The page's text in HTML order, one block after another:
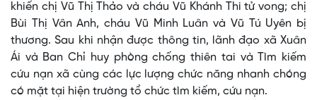
khiến chị Vũ Thị Thảo và cháu Vũ Khánh Thi tử vong; chị
Bùi Thị Vân Anh, cháu Vũ Minh Luân và Vũ Tú Uyên bị
thương. Sau khi nhận được thông tin, lãnh đạo xã Xuân
Ái và Ban Chỉ huy phòng chống thiên tai và Tìm kiếm
cứu nạn xã cùng các lực lượng chức năng nhanh chóng
có mặt tại hiện trường tổ chức tìm kiếm, cứu nạn.